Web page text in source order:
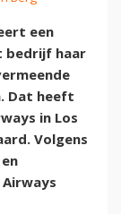
een
bedrijf haar
Dat heeft
in Los
Volgens